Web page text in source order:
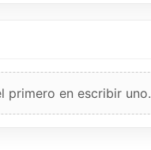
primero en escribir uno.